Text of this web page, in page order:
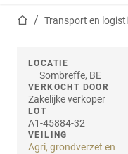
StartpaginaTransport en
LOCATIE
Sombreffe, BE
VERKOCHT DOOR
Zakelijke verkoper
LOT
A1-45884-32
VEILING
Agri, grondverzet en